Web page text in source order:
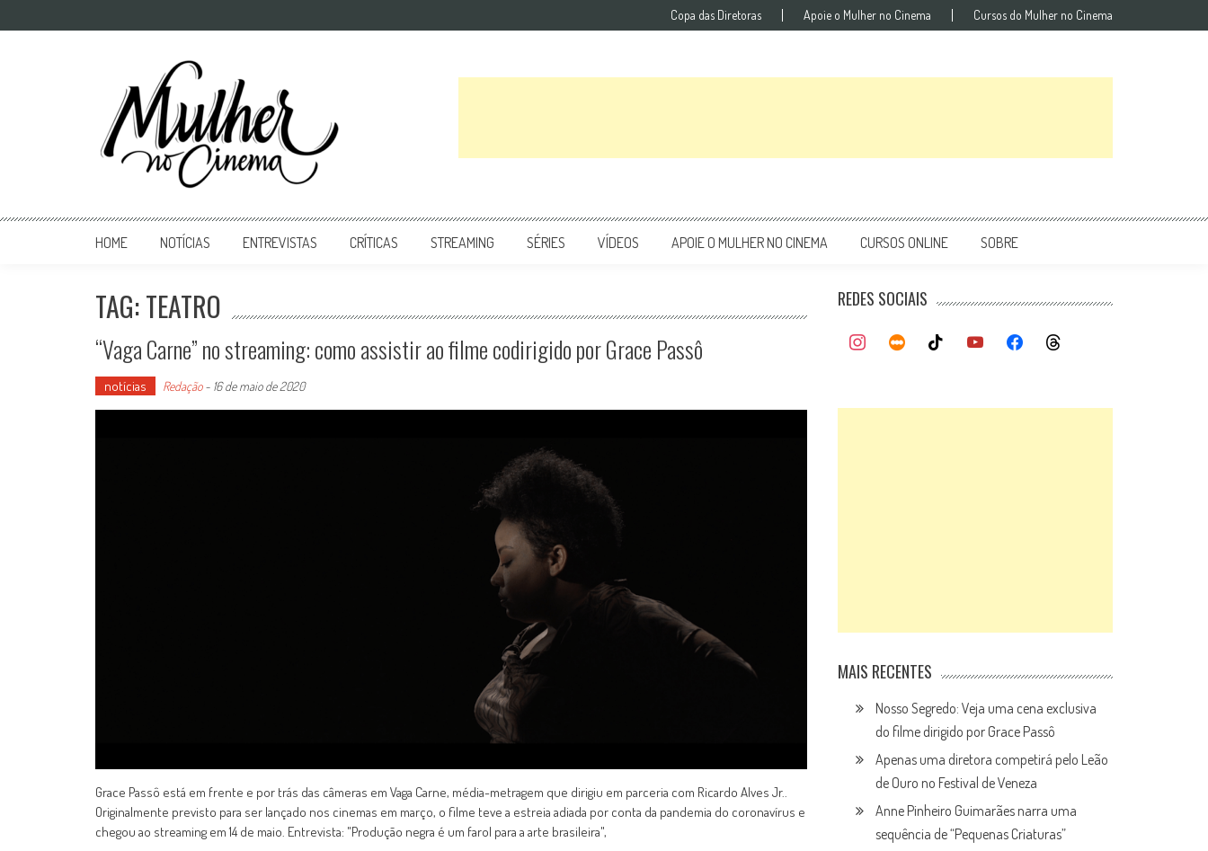
Copa das Diretoras Apoie o Mulher no Cinema Cursos do Mulher no Cinema
Mulher no Cinema
HOME NOTÍCIAS ENTREVISTAS CRÍTICAS STREAMING SÉRIES VÍDEOS APOIE O MULHER NO CINEMA CURSOS ONLINE SOBRE
TAG: TEATRO
“Vaga Carne” no streaming: como assistir ao filme codirigido por Grace Passô
notícias Redação- 16 de maio de 2020
Grace Passô está em frente e por trás das câmeras em Vaga Carne, média-metragem que dirigiu em parceria com Ricardo Alves Jr..
Originalmente previsto para ser lançado nos cinemas em março, o filme teve a estreia adiada por conta da pandemia do coronavírus e
chegou ao streaming em 14 de maio. Entrevista: "Produção negra é um farol para a arte brasileira",
REDES SOCIAIS
MAIS RECENTES
Nosso Segredo: Veja uma cena exclusiva
do filme dirigido por Grace Passô
Apenas uma diretora competirá pelo Leão
de Ouro no Festival de Veneza
Anne Pinheiro Guimarães narra uma
sequência de “Pequenas Criaturas”